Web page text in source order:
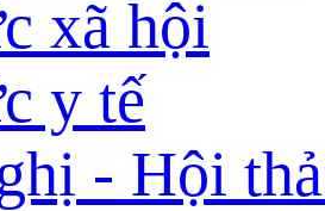
xã hội
y tế
- Hội